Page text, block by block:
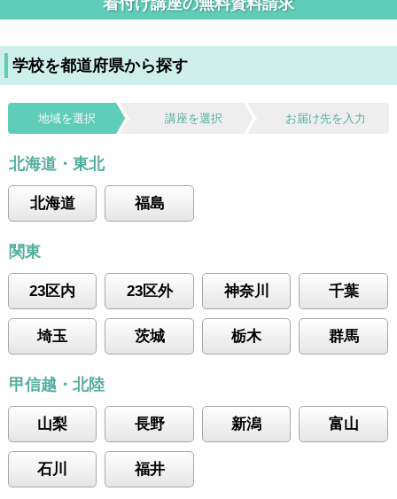
着付け講座の無料資料請求
学校を都道府県から探す
地域を選択 講座を選択 お届け先を入力
北海道・東北
北海道 福島
関東
23区内 23区外 神奈川 千葉
埼玉 茨城 栃木 群馬
甲信越・北陸
山梨 長野 新潟 富山
石川 福井